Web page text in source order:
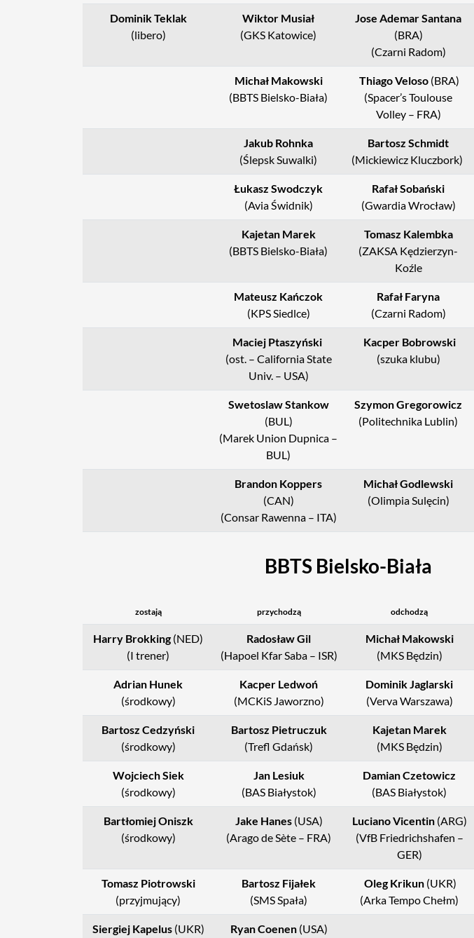
Dominik Teklak
(libero)
Wiktor Musiał
(GKS Katowice)
Jose Ademar Santana
(BRA)
(Czarni Radom)
Michał Makowski
(BBTS Bielsko-Biała)
Thiago Veloso (BRA)
(Spacer’s Toulouse
Volley – FRA)
Jakub Rohnka
(Ślepsk Suwalki)
Bartosz Schmidt
(Mickiewicz Kluczbork)
Łukasz Swodczyk
(Avia Świdnik)
Rafał Sobański
(Gwardia Wrocław)
Kajetan Marek
(BBTS Bielsko-Biała)
Tomasz Kalembka
(ZAKSA Kędzierzyn-
Koźle
Mateusz Kańczok
(KPS Siedlce)
Rafał Faryna
(Czarni Radom)
Maciej Ptaszyński
(ost. – California State
Univ. – USA)
Kacper Bobrowski
(szuka klubu)
Swetoslaw Stankow
(BUL)
(Marek Union Dupnica –
BUL)
Szymon Gregorowicz
(Politechnika Lublin)
Brandon Koppers
(CAN)
(Consar Rawenna – ITA)
Michał Godlewski
(Olimpia Sulęcin)
BBTS Bielsko-Biała
zostają przychodzą odchodzą
Harry Brokking (NED)
(I trener)
Radosław Gil
(Hapoel Kfar Saba – ISR)
Michał Makowski
(MKS Będzin)
Adrian Hunek
(środkowy)
Kacper Ledwoń
(MCKiS Jaworzno)
Dominik Jaglarski
(Verva Warszawa)
Bartosz Cedzyński
(środkowy)
Bartosz Pietruczuk
(Trefl Gdańsk)
Kajetan Marek
(MKS Będzin)
Wojciech Siek
(środkowy)
Jan Lesiuk
(BAS Białystok)
Damian Czetowicz
(BAS Białystok)
Bartłomiej Oniszk
(środkowy)
Jake Hanes(USA)
(Arago de Sète – FRA)
Luciano Vicentin(ARG)
(VfB Friedrichshafen –
GER)
Tomasz Piotrowski
(przyjmujący)
Bartosz Fijałek
(SMS Spała)
Oleg Krikun (UKR)
(Arka Tempo Chełm)
Siergiej Kapelus (UKR)
Ryan Coenen (USA)